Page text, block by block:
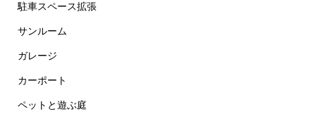
駐車スペース拡張
サンルーム
ガレージ
カーポート
ペットと遊ぶ庭